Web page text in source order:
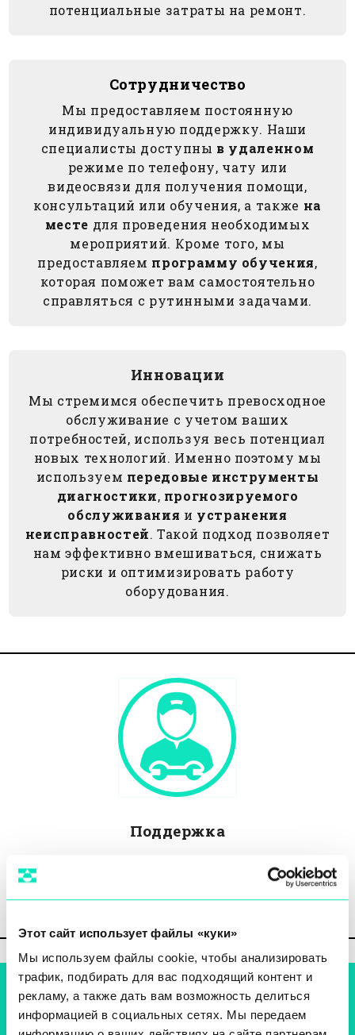
Этот сайт использует файлы «куки»
Мы используем файлы cookie, чтобы анализировать
трафик, подбирать для вас подходящий контент и
рекламу, а также дать вам возможность делиться
информацией в социальных сетях. Мы передаем
потенциальные затраты на ремонт.
Сотрудничество
Мы предоставляем постоянную
индивидуальную поддержку. Наши
специалисты доступны в удаленном
режиме по телефону, чату или
видеосвязи для получения помощи,
консультаций или обучения, а также на
месте для проведения необходимых
мероприятий. Кроме того, мы
предоставляем программу обучения,
которая поможет вам самостоятельно
справляться с рутинными задачами.
Инновации
Мы стремимся обеспечить превосходное
обслуживание с учетом ваших
потребностей, используя весь потенциал
новых технологий. Именно поэтому мы
используем передовые инструменты
диагностики, прогнозируемого
обслуживания и устранения
неисправностей. Такой подход позволяет
нам эффективно вмешиваться, снижать
риски и оптимизировать работу
оборудования.
Поддержка
Открыть билет